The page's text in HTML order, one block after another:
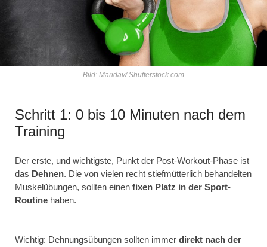
Bild: Maridav/ Shutterstock.com
Schritt 1: 0 bis 10 Minuten nach dem
Training
Der erste, und wichtigste, Punkt der Post-Workout-Phase ist
das Dehnen. Die von vielen recht stiefmütterlich behandelten
Muskelübungen, sollten einen fixen Platz in der Sport-
Routine haben.
Wichtig: Dehnungsübungen sollten immer direkt nach der